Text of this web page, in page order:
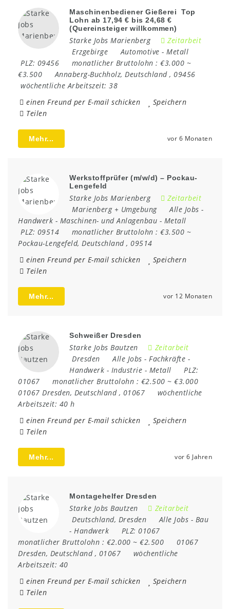
Maschinenbediener Gießerei Top
Lohn ab 17,94 € bis 24,68 €
(Quereinsteiger willkommen)
Starke Jobs Marienberg
Zeitarbeit
Erzgebirge
Automotive - Metall
PLZ: 09456 monatlicher Bruttolohn : €3.000 ~
€3.500
Annaberg-Buchholz, Deutschland, 09456
wöchentliche Arbeitszeit: 38
einen Freund per E-mail schicken
Speichern
Teilen
Mehr... vor 6 Monaten
Werkstoffprüfer (m/w/d) – Pockau-
Lengefeld
Starke Jobs Marienberg
Zeitarbeit
Marienberg + Umgebung
Alle Jobs -
Handwerk - Maschinen- und Anlagenbau - Metall
PLZ: 09514 monatlicher Bruttolohn : €3.500 ~
Pockau-Lengefeld, Deutschland, 09514
einen Freund per E-mail schicken
Speichern
Teilen
Mehr... vor 12 Monaten
Schweißer Dresden
Starke Jobs Bautzen
Zeitarbeit
Dresden
Alle Jobs - Fachkräfte -
Handwerk - Industrie - Metall
PLZ:
01067
monatlicher Bruttolohn : €2.500 ~ €3.000
01067 Dresden, Deutschland, 01067
wöchentliche
Arbeitszeit: 40 h
einen Freund per E-mail schicken
Speichern
Teilen
Mehr... vor 6 Jahren
Montagehelfer Dresden
Starke Jobs Bautzen
Zeitarbeit
Deutschland, Dresden Alle Jobs - Bau
- Handwerk PLZ: 01067
monatlicher Bruttolohn : €2.000 ~ €2.500
01067
Dresden, Deutschland, 01067
wöchentliche
Arbeitszeit: 40
einen Freund per E-mail schicken
Speichern
Teilen